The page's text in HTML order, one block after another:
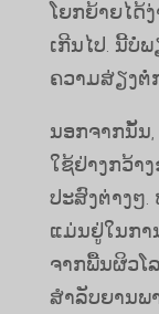
ໂຍກຍ້າຍໄດ້
ເກີນໄປ. ນີ້ບໍ່
ຄວາມສ່ຽງຕໍ່
ນອກຈາກນັ້ນ,
ໃຊ້ຢ່າງກວ້າ
ປະສົງຕ່າງໆ
ແມ່ນຢູ່ໃນກາ
ຈາກພື້ນຜິວໂ
ສໍາລັບຍານພ